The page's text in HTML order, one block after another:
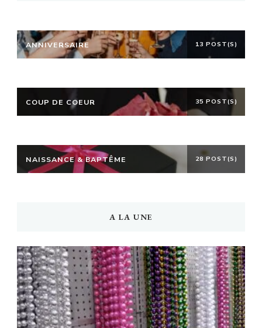
ANNIVERSAIRE 13 POST(S)
COUP DE COEUR 35 POST(S)
NAISSANCE & BAPTÊME 28 POST(S)
A LA UNE